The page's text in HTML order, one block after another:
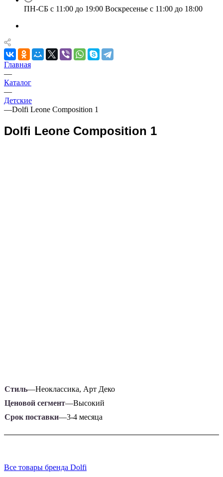
ПН-СБ с 11:00 до 19:00 Воскресенье с 11:00 до 18:00
Главная
—
Каталог
—
Детские
—Dolfi Leone Composition 1
Dolfi Leone Composition 1
Стиль—Неоклассика, Арт Деко
Ценовой сегмент—Высокий
Срок поставки—3-4 месяца
Все товары бренда Dolfi